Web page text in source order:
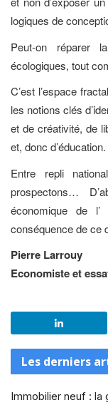
logiques de
Peut-on réparer
écologiques, tout
C’est l’espace
les notions clés
et de créativité, de
et, donc d’éducation.
Entre repli
prospectons…
économique de
conséquence de ce
Pierre Larrouy
Economiste et
Les derniers
Immobilier neuf : la